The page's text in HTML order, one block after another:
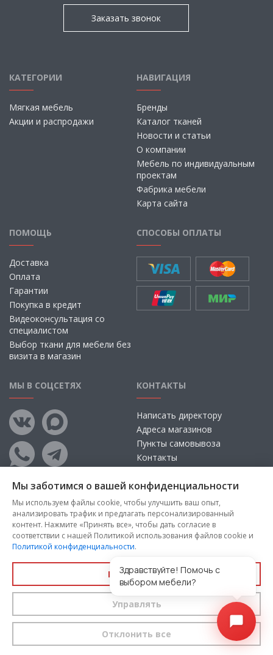
Заказать звонок
КАТЕГОРИИ
Мягкая мебель
Акции и распродажи
НАВИГАЦИЯ
Бренды
Каталог тканей
Новости и статьи
О компании
Мебель по индивидуальным
проектам
Фабрика мебели
Карта сайта
ПОМОЩЬ
Доставка
Оплата
Гарантии
Покупка в кредит
Видеоконсультация со
специалистом
Выбор ткани для мебели без
визита в магазин
СПОСОБЫ ОПЛАТЫ
МЫ В СОЦСЕТЯХ КОНТАКТЫ
Написать директору
Адреса магазинов
Пункты самовывоза
Контакты
Copyright © 2026, ООО «100 Диванов» — Все права защищены
Администрация Сайта не несет ответственности за
размещаемые Пользователями материалы, их содержание,
качество.
политики конфиденциальностии
пользовательского соглашениякаждый раз, когда оставляете
свои данные в любой форме обратной связи на сайте
Мы заботимся о вашей конфиденциальности
Мы используем файлы cookie, чтобы улучшить ваш опыт,
анализировать трафик и предлагать персонализированный
контент. Нажмите «Принять все», чтобы дать согласие в
соответствии с нашей Политикой использования файлов cookie и
Политикой конфиденциальности.
Принять все
Управлять
Отклонить все
Здравствуйте! Помочь с
выбором мебели?